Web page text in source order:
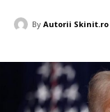
By Autorii Skinit.ro